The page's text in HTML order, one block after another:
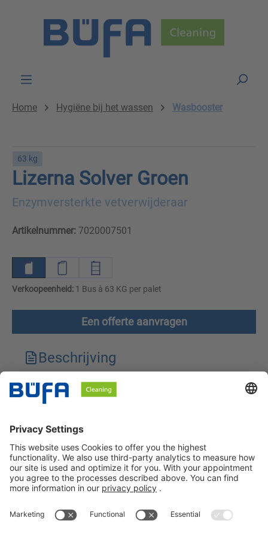
Home Hygiëne bij het wassen Wasbooster
63 kg
Lizerna Solver Groen
Enzymversterkte vetverwijderaar
Artikelnummer: 7020007501
Verkoopeenheid: 1 Bus à 63 KG per palet
Een offerte aanvragen
Beschrijving
Technische kenmerken
Veiligheidsinstructies